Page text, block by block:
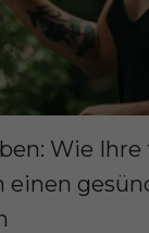
Wie
einen